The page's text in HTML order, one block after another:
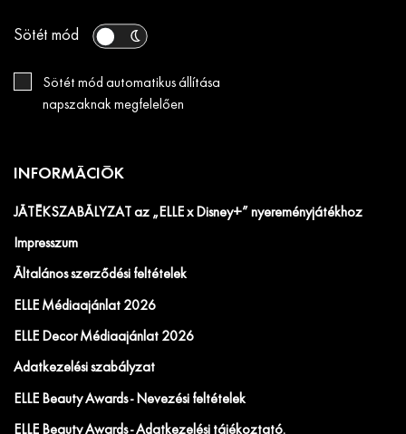
Sötét mód
Sötét mód automatikus állítása
napszaknak megfelelően
INFORMÁCIÓK
JÁTÉKSZABÁLYZAT az „ELLE x Disney+” nyereményjátékhoz
Impresszum
Általános szerződési feltételek
ELLE Médiaajánlat 2026
ELLE Decor Médiaajánlat 2026
Adatkezelési szabályzat
ELLE Beauty Awards - Nevezési feltételek
ELLE Beauty Awards - Adatkezelési tájékoztató.